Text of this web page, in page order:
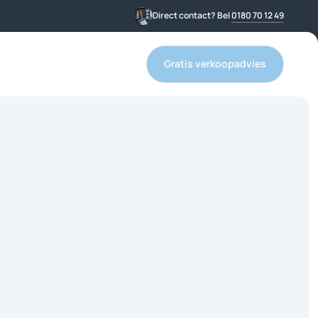
Direct contact? Bel0180 70 12 49
Gratis verkoopadvies